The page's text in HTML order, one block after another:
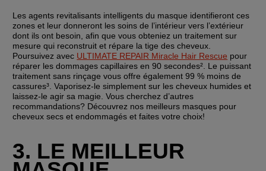
Les agents revitalisants intelligents du masque identifieront ces
zones et leur donneront les soins de l’intérieur vers l’extérieur
dont ils ont besoin, afin que vous obteniez un traitement sur
mesure qui reconstruit et répare la tige des cheveux.
Poursuivez avec ULTIMATE REPAIR Miracle Hair Rescue pour
réparer les dommages capillaires en 90 secondes². Le puissant
traitement sans rinçage vous offre également 99 % moins de
cassures³. Vaporisez-le simplement sur les cheveux humides et
laissez-le agir sa magie. Vous cherchez d’autres
recommandations? Découvrez nos meilleurs masques pour
cheveux secs et endommagés et faites votre choix!
3. LE MEILLEUR